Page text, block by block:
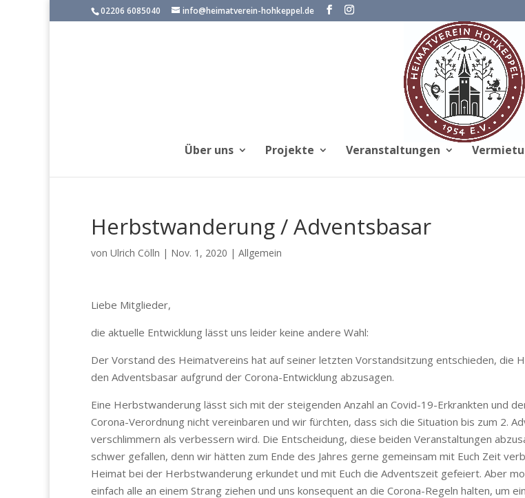
02206 6085040 info@heimatverein-hohkeppel.de
Über uns Projekte Veranstaltungen
Herbstwanderung / Adventsbasar
von Ulrich Cölln | Nov. 1, 2020 | Allgemein
Liebe Mitglieder,
die aktuelle Entwicklung lässt uns leider keine andere Wahl:
Der Vorstand des Heimatvereins hat auf seiner letzten Vorstandsitzung entschieden, die
den Adventsbasar aufgrund der Corona-Entwicklung abzusagen.
Eine Herbstwanderung lässt sich mit der steigenden Anzahl an Covid-19-Erkrankten und
Corona-Verordnung nicht vereinbaren und wir fürchten, dass sich die Situation bis zum 2.
verschlimmern als verbessern wird. Die Entscheidung, diese beiden Veranstaltungen
schwer gefallen, denn wir hätten zum Ende des Jahres gerne gemeinsam mit Euch Zeit
Heimat bei der Herbstwanderung erkundet und mit Euch die Adventszeit gefeiert. Aber
einfach alle an einem Strang ziehen und uns konsequent an die Corona-Regeln halten, um